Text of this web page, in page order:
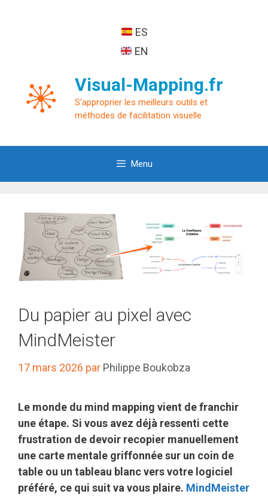
ES
EN
Visual-Mapping.fr
S'approprier les meilleurs outils et
méthodes de facilitation visuelle
Menu
Du papier au pixel avec
MindMeister
17 mars 2026 par Philippe Boukobza
Le monde du mind mapping vient de franchir
une étape. Si vous avez déjà ressenti cette
frustration de devoir recopier manuellement
une carte mentale griffonnée sur un coin de
table ou un tableau blanc vers votre logiciel
préféré, ce qui suit va vous plaire. MindMeister